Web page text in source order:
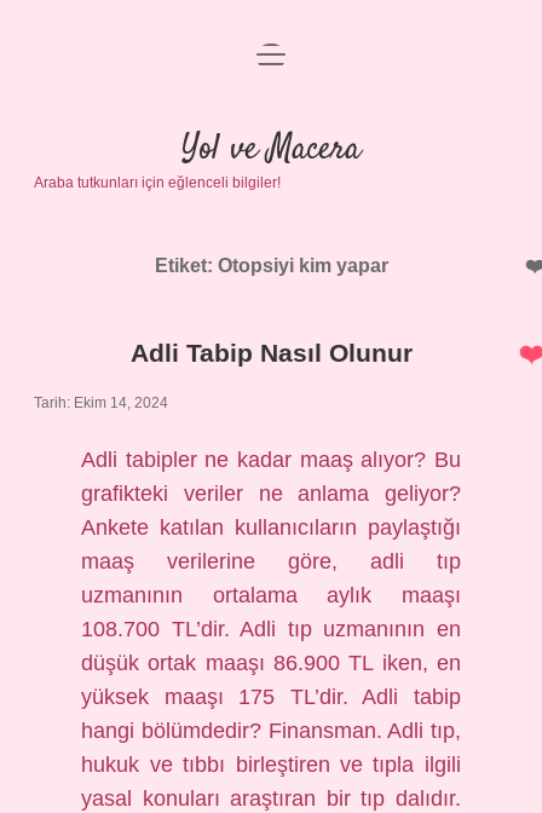
Anasayfa
Gizlilik Politikası
Yasal Uyarı
menüyü
Yol ve Macera
Araba tutkunları için eğlenceli bilgiler!
Etiket: Otopsiyi kim yapar
Adli Tabip Nasıl Olunur
Tarih: Ekim 14, 2024
Adli tabipler ne kadar maaş alıyor? Bu
grafikteki veriler ne anlama geliyor?
Ankete katılan kullanıcıların paylaştığı
maaş verilerine göre, adli tıp
uzmanının ortalama aylık maaşı
108.700 TL’dir. Adli tıp uzmanının en
düşük ortak maaşı 86.900 TL iken, en
yüksek maaşı 175 TL’dir. Adli tabip
hangi bölümdedir? Finansman. Adli tıp,
hukuk ve tıbbı birleştiren ve tıpla ilgili
yasal konuları araştıran bir tıp dalıdır.